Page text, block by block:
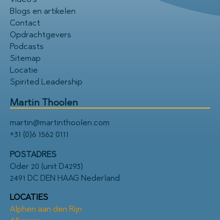
Blogs en artikelen
Contact
Opdrachtgevers
Podcasts
Sitemap
Locatie
Spirited Leadership
Martin Thoolen
martin@martinthoolen.com
+31 (0)6 1562 0111
POSTADRES
Oder 20 (unit D4293)
2491 DC DEN HAAG Nederland
LOCATIES
Alphen aan den Rijn